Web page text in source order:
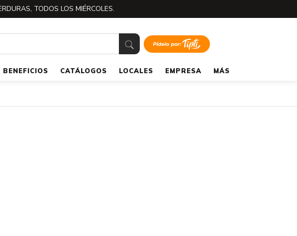
TODOS LOS MIÉRCOLES.
BENEFICIOS CATÁLOGOS LOCALES EMPRESA MÁS